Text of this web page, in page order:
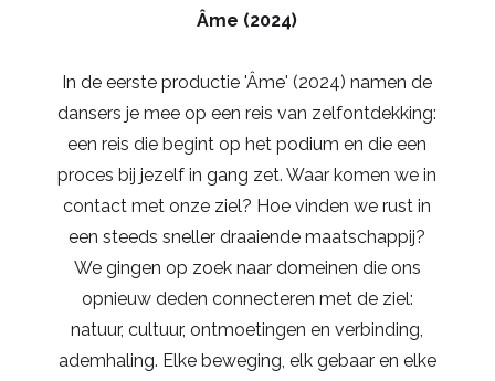
Âme (2024)
In de eerste productie 'Âme' (2024) namen de
dansers je mee op een reis van zelfontdekking:
een reis die begint op het podium en die een
proces bij jezelf in gang zet. Waar komen we in
contact met onze ziel? Hoe vinden we rust in
een steeds sneller draaiende maatschappij?
We gingen op zoek naar domeinen die ons
opnieuw deden connecteren met de ziel:
natuur, cultuur, ontmoetingen en verbinding,
ademhaling. Elke beweging, elk gebaar en elke